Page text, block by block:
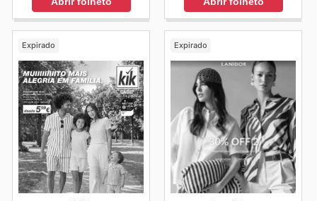
Expirado Expirado